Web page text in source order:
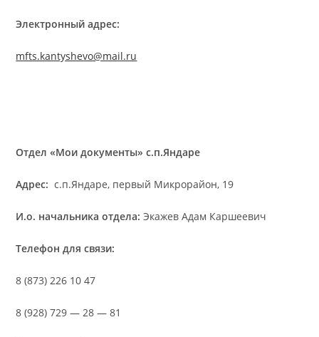
Электронный адрес:
mfts.kantyshevo@mail.ru
Отдел «Мои документы» с.п.Яндаре
Адрес: с.п.Яндаре, первый Микрорайон, 19
И.о. начальника отдела: Экажев Адам Каршеевич
Телефон для связи:
8 (873) 226 10 47
8 (928) 729 — 28 — 81